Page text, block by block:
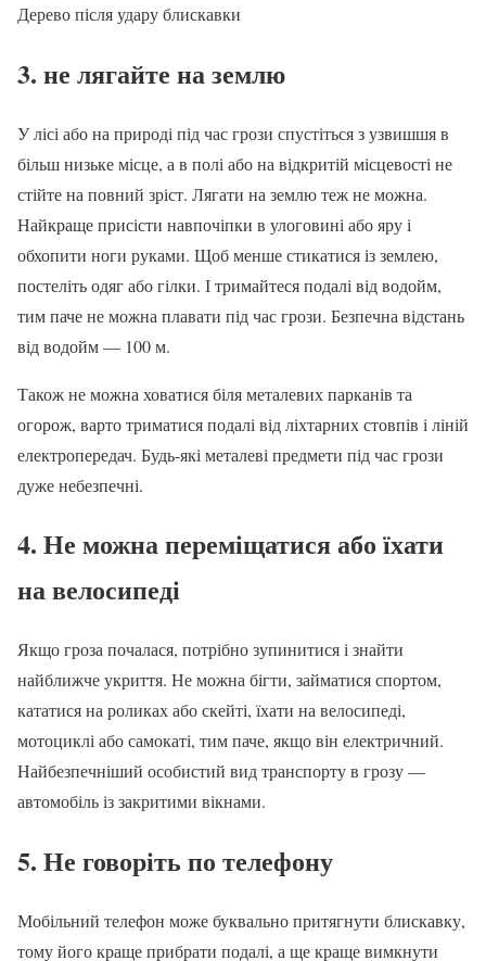
Дерево після удару блискавки
3. не лягайте на землю
У лісі або на природі під час грози спустіться з узвишшя в
більш низьке місце, а в полі або на відкритій місцевості не
стійте на повний зріст. Лягати на землю теж не можна.
Найкраще присісти навпочіпки в улоговині або яру і
обхопити ноги руками. Щоб менше стикатися із землею,
постеліть одяг або гілки. І тримайтеся подалі від водойм,
тим паче не можна плавати під час грози. Безпечна відстань
від водойм — 100 м.
Також не можна ховатися біля металевих парканів та
огорож, варто триматися подалі від ліхтарних стовпів і ліній
електропередач. Будь-які металеві предмети під час грози
дуже небезпечні.
4. Не можна переміщатися або їхати
на велосипеді
Якщо гроза почалася, потрібно зупинитися і знайти
найближче укриття. Не можна бігти, займатися спортом,
кататися на роликах або скейті, їхати на велосипеді,
мотоциклі або самокаті, тим паче, якщо він електричний.
Найбезпечніший особистий вид транспорту в грозу —
автомобіль із закритими вікнами.
5. Не говоріть по телефону
Мобільний телефон може буквально притягнути блискавку,
тому його краще прибрати подалі, а ще краще вимкнути